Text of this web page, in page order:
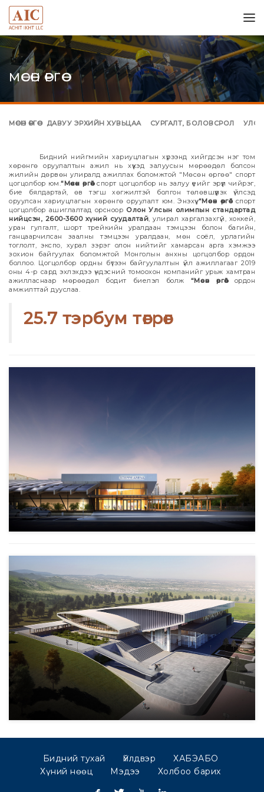
МӨСӨН ӨРГӨӨ
МӨСӨН ӨРГӨӨ ДАВУУ ЭРХИЙН ХУВЬЦАА СУРГАЛТ, БОЛОВСРОЛ
Бидний нийгмийн хариуцлагын хүрээнд хийгдсэн нэг том
хөрөнгө оруулалтын ажил нь хүүхэд залуусын мөрөөдөл болсон
жилийн дөрвөн улиралд ажиллах боломжтой "Мөсөн өргөө" спорт
цогцолбор юм.“Мөсөн өргөө”спорт цогцолбор нь залуу үеийг эрүүл чийрэг,
бие бялдартай, өв тэгш хөгжилтэй болгон төлөвшүүлэх үйлсэд
оруулсан хариуцлагын хөрөнгө оруулалт юм. Энэхүү“Мөсөн өргөө”спорт
цогцолбор ашиглалтад орсноор Олон Улсын олимпын стандартад
нийцсэн, 2600-3600 хүний суудалтай, улирал харгалзахгүй, хоккей,
уран гулгалт, шорт трейкийн уралдаан тэмцээн болон багийн,
ганцаарчилсан заалны тэмцээн уралдаан, мөн соёл, урлагийн
тоглолт, экспо, хурал зэрэг олон нийтийг хамарсан арга хэмжээ
зохион байгуулах боломжтой Монголын анхны цогцолбор ордон
боллоо. Цогцолбор ордны бүтээн байгуулалтын үйл ажиллагааг 2019
оны 4-р сард эхлэхдээ үндэсний томоохон компанийг урьж хамтран
ажилласнаар мөрөөдөл бодит биелэл болж “Мөсөн өргөө”ордон
амжилттай дууслаа.
25.7 тэрбум төгрөг
Бидний тухай Үйлдвэр
ХАБЭАБО
Хүний нөөц
Мэдээ Холбоо барих